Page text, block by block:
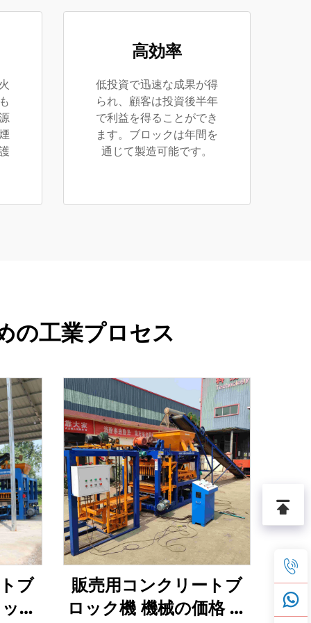
高効率
低投資で迅速な成果が得
られ、顧客は投資後半年
で利益を得ることができ
ます。ブロックは年間を
通じて製造可能です。
の工業プロセス
ブ
ク
販売用コンクリートブ
ロック機 機械の価格 イ